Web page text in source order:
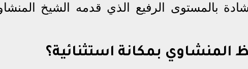
بالمستوى الرفيع الذي قدمه الشيخ
المنشاوي بمكانة استثنائية؟